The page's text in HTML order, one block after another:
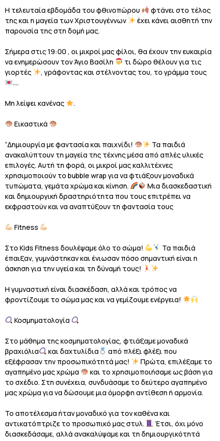
Η τελευταία εβδομάδα του φθινοπώρου
φτάνει στο τέλος
της και η μαγεία των Χριστουγέννων
έχει κάνει αισθητή την
παρουσία της στη δομή μας.
Σήμερα στις 19:00 , οι μικροί μας φίλοι, θα έχουν την ευκαιρία
να ενημερώσουν τον Άγιο Βασίλη
τι δώρο θέλουν για τις
γιορτές
, γράφοντας και στέλνοντας του, το γράμμα τους
….
Μη λείψει κανένας .
Εικαστικά
“Δημιουργία με φαντασία και παιχνίδι!
Τα παιδιά
ανακαλύπτουν τη μαγεία της τέχνης μέσα από απλές υλικές
επιλογές. Αυτή τη φορά, οι μικροί μας καλλιτέχνες
χρησιμοποιούν το bubble wrap για να φτιάξουν μοναδικά
τυπώματα, γεμάτα χρώμα και κίνηση.
Μια διασκεδαστική
και δημιουργική δραστηριότητα που τους επιτρέπει να
εκφραστούν και να αναπτύξουν τη φαντασία τους
Fitness
Στο Kids Fitness δουλέψαμε όλο το σώμα!
Τα παιδιά
έπαιξαν, γυμνάστηκαν και ένιωσαν πόσο σημαντική είναι η
άσκηση για την υγεία και τη δύναμή τους!
Η γυμναστική είναι διασκέδαση, αλλά και τρόπος να
φροντίζουμε το σώμα μας και να γεμίζουμε ενέργεια!
Κοσμηματολογία
Στο μάθημα της κοσμηματολογίας, φτιάξαμε μοναδικά
βραχιόλια
και δαχτυλίδια
από πλέξι φλέξι που
εξέφρασαν την προσωπικότητά μας!
Πρώτα, επιλέξαμε το
αγαπημένο μας χρώμα
και το χρησιμοποιήσαμε ως βάση για
το σχέδιο. Στη συνέχεια, συνδυάσαμε το δεύτερο αγαπημένο
μας χρώμα για να δώσουμε μια όμορφη αντίθεση ή αρμονία.
Το αποτέλεσμα ήταν μοναδικό για τον καθένα και
αντικατόπτριζε το προσωπικό μας στυλ.
Έτσι, όχι μόνο
διασκεδάσαμε, αλλά ανακαλύψαμε και τη δημιουργικότητά